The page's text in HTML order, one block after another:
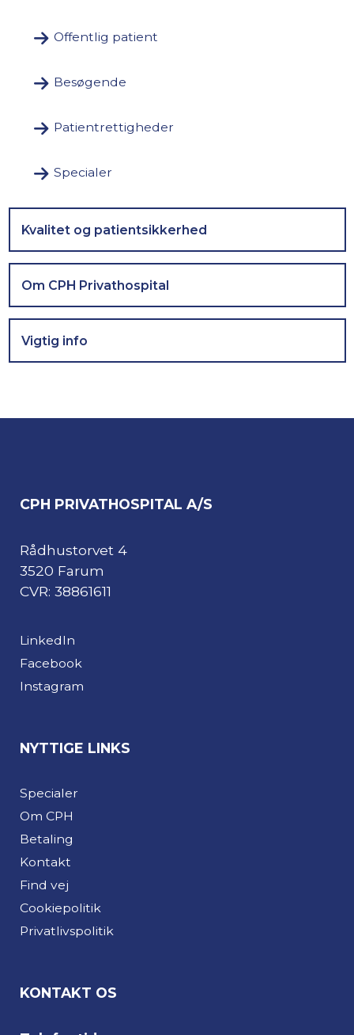
Offentlig patient
Besøgende
Patientrettigheder
Specialer
Kvalitet og patientsikkerhed
Om CPH Privathospital
Vigtig info
CPH PRIVATHOSPITAL A/S
Rådhustorvet 4
3520 Farum
CVR: 38861611
LinkedIn
Facebook
Instagram
NYTTIGE LINKS
Specialer
Om CPH
Betaling
Kontakt
Find vej
Cookiepolitik
Privatlivspolitik
KONTAKT OS